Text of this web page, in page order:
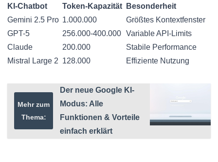
KI-Chatbot Token-Kapazität
Besonderheit
Gemini 2.5 Pro 1.000.000
Größtes Kontextfenster
GPT-5
256.000-400.000 Variable API-Limits
Claude
200.000
Stabile Performance
Mistral Large 2 128.000 Effiziente Nutzung
Mehr zum
Thema:
Der neue Google KI-
Modus: Alle
Funktionen & Vorteile
einfach erklärt